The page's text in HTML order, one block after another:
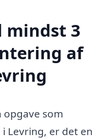
3
af
som
Levring, er det en